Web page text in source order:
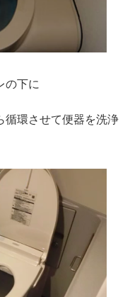
の下に
循環させて便器を洗浄